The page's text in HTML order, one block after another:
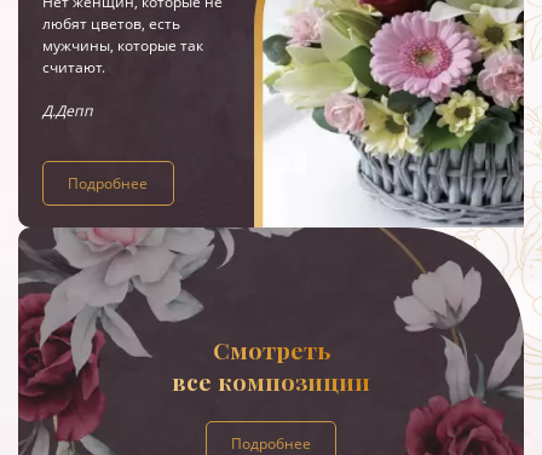
любят цветов, есть
мужчины, которые так
считают.
Д.Депп
Подробнее
Смотреть
все композиции
Подробнее